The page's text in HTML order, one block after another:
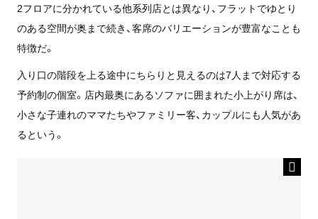
2フロアに分かれている他系列店とは異なり、フラットでゆとり
のある空間が奥まで続き、客席のバリエーションが豊富なことも
特徴だ。
入り口の階段を上る途中にちらりと見えるのは7人まで対応する
予約制の個室。店内最奥にあるソファに囲まれた小上がり席は、
小さな子連れのママたちやファミリー客、カップルにも人気があ
るという。